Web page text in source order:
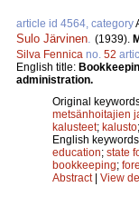
article id 4564, category
Sulo Järvinen (1939).
Silva Fennica no. 52
English title:
administration.
Original
metsänhoitajien
kalusteet; kalusto;
English
education; state
bookkeeping;
Abstract| View